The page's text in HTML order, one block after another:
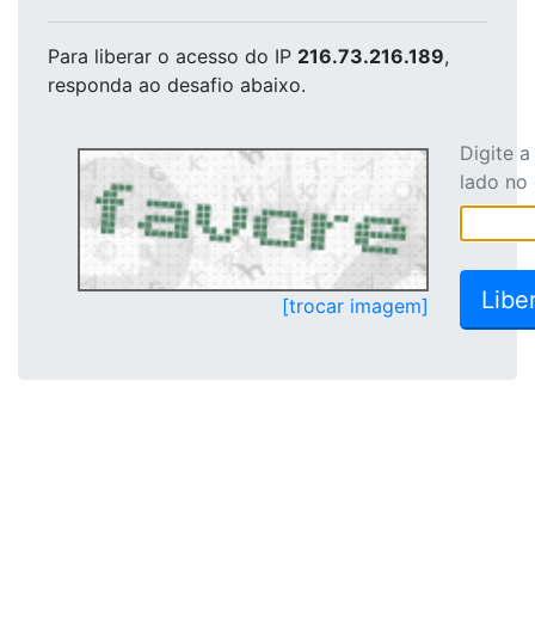
Para liberar o acesso do IP 216.73.216.189,
responda ao desafio abaixo.
[trocar imagem]
Digite
lado no